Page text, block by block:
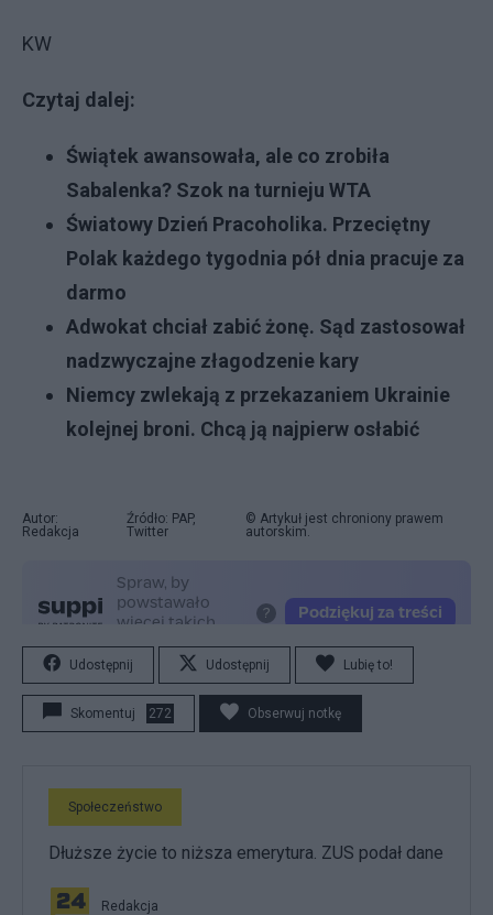
KW
Czytaj dalej:
Świątek awansowała, ale co zrobiła
Sabalenka? Szok na turnieju WTA
Światowy Dzień Pracoholika. Przeciętny
Polak każdego tygodnia pół dnia pracuje za
darmo
Adwokat chciał zabić żonę. Sąd zastosował
nadzwyczajne złagodzenie kary
Niemcy zwlekają z przekazaniem Ukrainie
kolejnej broni. Chcą ją najpierw osłabić
Autor:
Redakcja
Źródło: PAP,
Twitter
© Artykuł jest chroniony prawem
autorskim.
Udostępnij Udostępnij Lubię to!
Skomentuj 272 Obserwuj notkę
Społeczeństwo
Dłuższe życie to niższa emerytura. ZUS podał dane
Redakcja